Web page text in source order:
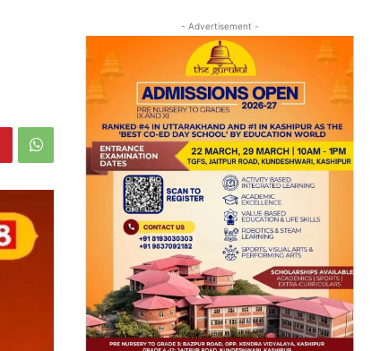
- Advertisement -